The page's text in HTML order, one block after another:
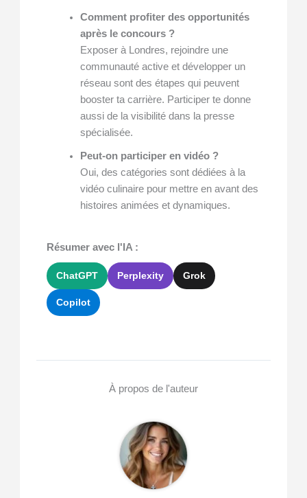
Comment profiter des opportunités
après le concours ?
Exposer à Londres, rejoindre une
communauté active et développer un
réseau sont des étapes qui peuvent
booster ta carrière. Participer te donne
aussi de la visibilité dans la presse
spécialisée.
Peut-on participer en vidéo ?
Oui, des catégories sont dédiées à la
vidéo culinaire pour mettre en avant des
histoires animées et dynamiques.
Résumer avec l'IA :
ChatGPT Perplexity Grok
Copilot
À propos de l'auteur